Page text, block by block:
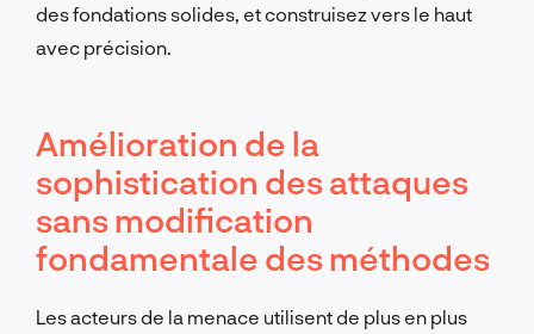
des fondations solides, et construisez vers le haut
avec précision.
Amélioration de la
sophistication des attaques
sans modification
fondamentale des méthodes
Les acteurs de la menace utilisent de plus en plus